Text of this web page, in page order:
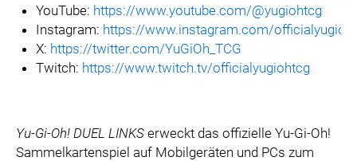
YouTube: https://www.youtube.com/@yugiohtcg
Instagram: https://www.instagram.com/
X: https://twitter.com/YuGiOh_TCG
Twitch: https://www.twitch.tv/officialyugiohtcg
Yu-Gi-Oh! DUEL LINKS erweckt das offizielle Yu-Gi-Oh!
Sammelkartenspiel auf Mobilgeräten und PCs zum